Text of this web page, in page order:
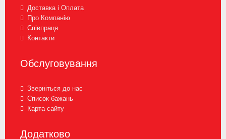
Доставка і Оплата
Про Компанію
Співпраця
Контакти
Обслуговування
Зверніться до нас
Список бажань
Карта сайту
Додатково